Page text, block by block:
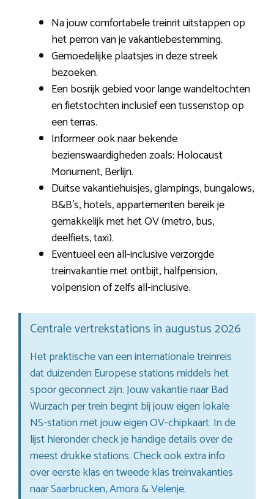
Na jouw comfortabele treinrit uitstappen op
het perron van je vakantiebestemming.
Gemoedelijke plaatsjes in deze streek
bezoeken.
Een bosrijk gebied voor lange wandeltochten
en fietstochten inclusief een tussenstop op
een terras.
Informeer ook naar bekende
bezienswaardigheden zoals: Holocaust
Monument, Berlijn.
Duitse vakantiehuisjes, glampings, bungalows,
B&B’s, hotels, appartementen bereik je
gemakkelijk met het OV (metro, bus,
deelfiets, taxi).
Eventueel een all-inclusive verzorgde
treinvakantie met ontbijt, halfpension,
volpension of zelfs all-inclusive.
Centrale vertrekstations in augustus 2026
Het praktische van een internationale treinreis
dat duizenden Europese stations middels het
spoor geconnect zijn. Jouw vakantie naar Bad
Wurzach per trein begint bij jouw eigen lokale
NS-station met jouw eigen OV-chipkaart. In de
lijst hieronder check je handige details over de
meest drukke stations. Check ook extra info
over eerste klas en tweede klas treinvakanties
naarSaarbrucken,Amora&Velenje.